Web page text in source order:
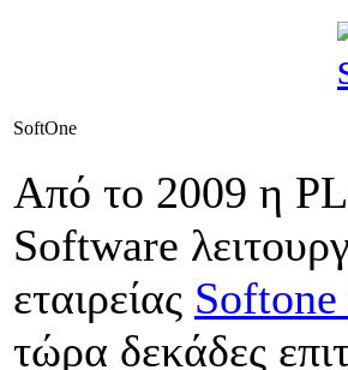
SoftΟne
Από το 2009 η
Software
εταιρείας Softone
τώρα δεκάδες